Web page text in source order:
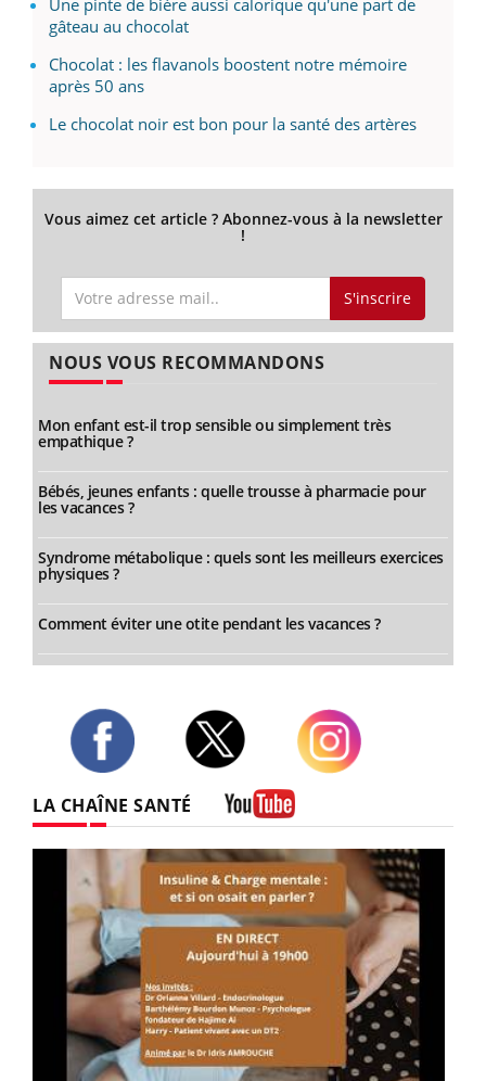
Une pinte de bière aussi calorique qu'une part de
gâteau au chocolat
Chocolat : les flavanols boostent notre mémoire
après 50 ans
Le chocolat noir est bon pour la santé des artères
Vous aimez cet article ? Abonnez-vous à la newsletter
!
S'inscrire
NOUS VOUS RECOMMANDONS
Mon enfant est-il trop sensible ou simplement très
empathique ?
Bébés, jeunes enfants : quelle trousse à pharmacie pour
les vacances ?
Syndrome métabolique : quels sont les meilleurs exercices
physiques ?
Comment éviter une otite pendant les vacances ?
LA CHAÎNE SANTÉ